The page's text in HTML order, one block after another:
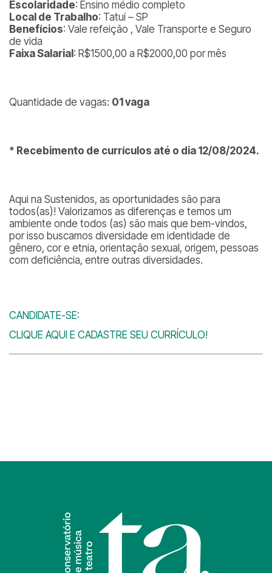
Escolaridade: Ensino médio completo
Local de Trabalho: Tatuí – SP
Benefícios: Vale refeição , Vale Transporte e Seguro
de vida
Faixa Salarial : R$1500,00 a R$2000,00 por mês
Quantidade de vagas: 01 vaga
* Recebimento de currículos até o dia 12/08/2024.
Aqui na Sustenidos, as oportunidades são para
todos(as)! Valorizamos as diferenças e temos um
ambiente onde todos (as) são mais que bem-vindos,
por isso buscamos diversidade em identidade de
gênero, cor e etnia, orientação sexual, origem, pessoas
com deficiência, entre outras diversidades.
CANDIDATE-SE:
CLIQUE AQUI E CADASTRE SEU CURRÍCULO!